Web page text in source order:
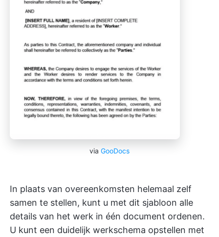
via GooDocs
In plaats van overeenkomsten helemaal zelf
samen te stellen, kunt u met dit sjabloon alle
details van het werk in één document ordenen.
U kunt een duidelijk werkschema opstellen met